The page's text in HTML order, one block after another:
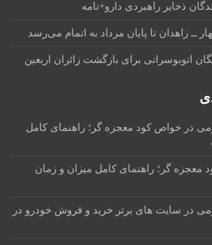
ذخایر راهبردی دارو+نامه
ــ زاهدان تا پایان مرداد به اتمام می‌رسد
اتوبوسرانی برای بازگشت زائران اربعین
در خواص کود معجزه گر؛ راهنمای کامل
معجزه گر؛ راهنمای کامل میزان و زمان
در سایت های برتر خرید و فروش خودرو در